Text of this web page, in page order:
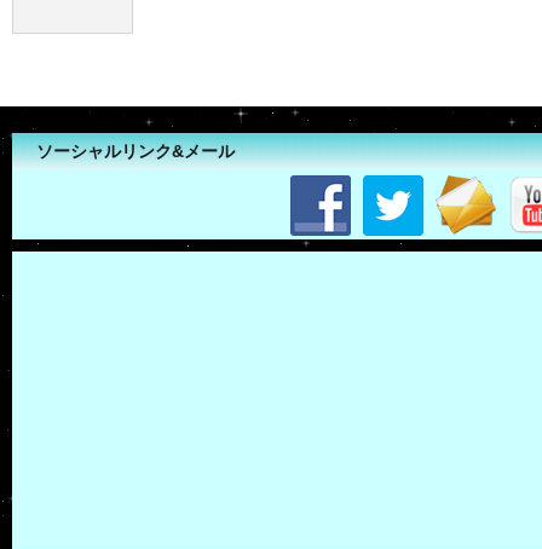
ソーシャルリンク&メール